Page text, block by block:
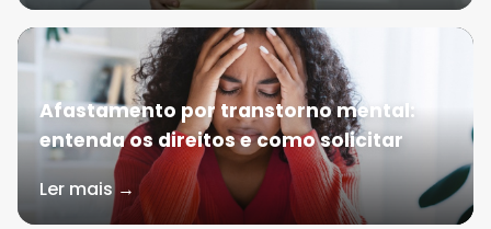
Afastamento por transtorno mental:
entenda os direitos e como solicitar
Ler mais →